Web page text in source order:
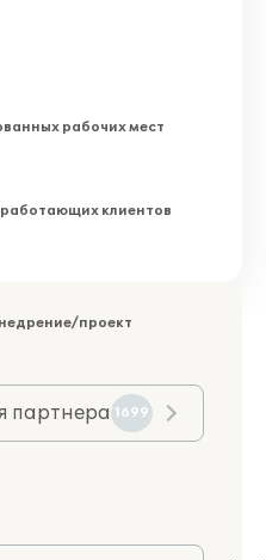
рабочих мест
клиентов
проект
партнера 1699